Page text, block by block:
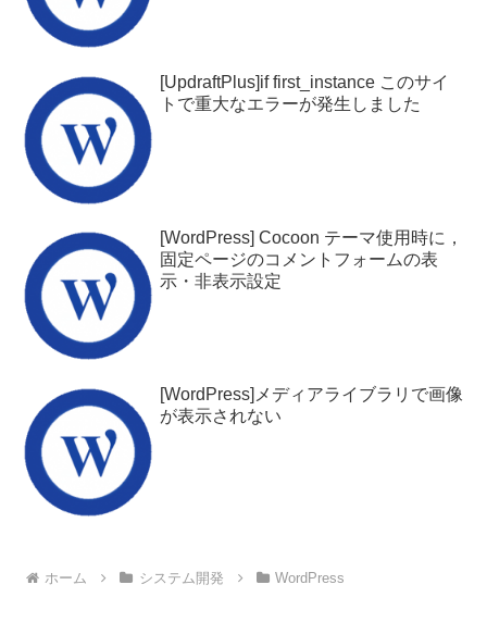
[UpdraftPlus]if first_instance このサイ
トで重大なエラーが発生しました
[WordPress] Cocoon テーマ使用時に，
固定ページのコメントフォームの表
示・非表示設定
[WordPress]メディアライブラリで画像
が表示されない
ホーム システム開発 WordPress